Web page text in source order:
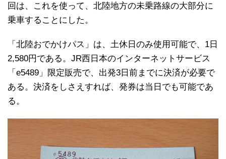
回は、これを使って、北陸地方の未乗路線の大部分に
乗車することにした。
「北陸おでかけパス」は、土休日のみ使用可能で、1日
2,580円である。JR西日本のインターネットサービス
「e5489」限定販売で、出発3日前までに決済が必要で
ある。決済をしさえすれば、発券は当日でも可能であ
る。